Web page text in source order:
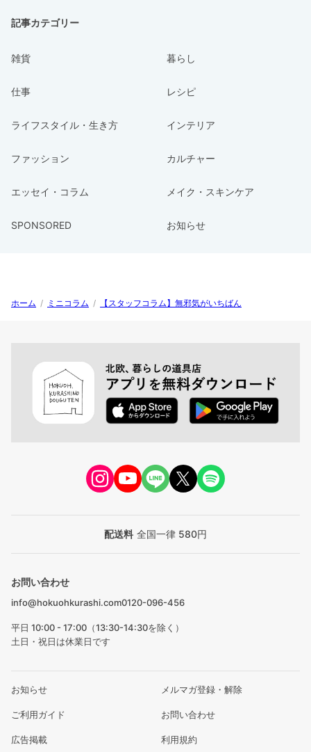
記事カテゴリー
雑貨 暮らし
仕事 レシピ
ライフスタイル・生き方 インテリア
ファッション カルチャー
エッセイ・コラム メイク・スキンケア
SPONSORED お知らせ
ホーム / ミニコラム / 【スタッフコラム】無邪気がいちばん
配送料 全国一律 580円
お問い合わせ
info@hokuohkurashi.com0120-096-456
平日 10:00 - 17:00（13:30-14:30を除く）
土日・祝日は休業日です
お知らせ メルマガ登録・解除
ご利用ガイド お問い合わせ
広告掲載 利用規約